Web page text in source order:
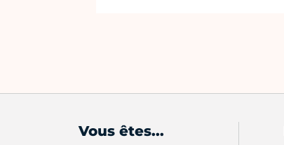
Vous êtes...